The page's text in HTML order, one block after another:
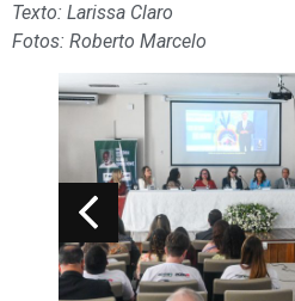
Texto: Larissa Claro
Fotos: Roberto Marcelo